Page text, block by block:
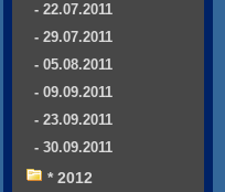
- 22.07.2011
- 29.07.2011
- 05.08.2011
- 09.09.2011
- 23.09.2011
- 30.09.2011
* 2012